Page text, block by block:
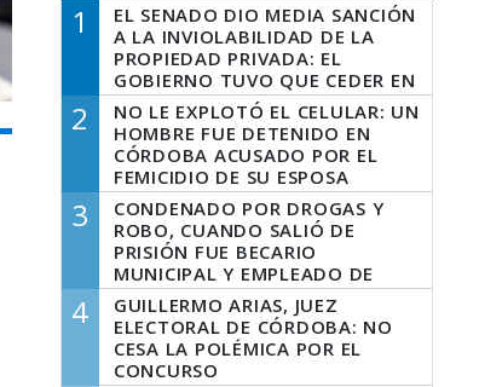
1
EL SENADO DIO MEDIA SANCIÓN
A LA INVIOLABILIDAD DE LA
PROPIEDAD PRIVADA: EL
GOBIERNO TUVO QUE CEDER EN
LA LEY DEL MANEJO DEL FUEGO
2
NO LE EXPLOTÓ EL CELULAR: UN
HOMBRE FUE DETENIDO EN
CÓRDOBA ACUSADO POR EL
FEMICIDIO DE SU ESPOSA
3
CONDENADO POR DROGAS Y
ROBO, CUANDO SALIÓ DE
PRISIÓN FUE BECARIO
MUNICIPAL Y EMPLEADO DE
SENAF
4
GUILLERMO ARIAS, JUEZ
ELECTORAL DE CÓRDOBA: NO
CESA LA POLÉMICA POR EL
CONCURSO